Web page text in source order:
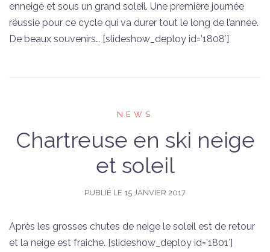
enneigé et sous un grand soleil. Une première journée
réussie pour ce cycle qui va durer tout le long de l’année.
De beaux souvenirs… [slideshow_deploy id=’1808′]
NEWS
Chartreuse en ski neige
et soleil
PUBLIÉ LE 15 JANVIER 2017
Après les grosses chutes de neige le soleil est de retour
et la neige est fraiche. [slideshow_deploy id=’1801′]